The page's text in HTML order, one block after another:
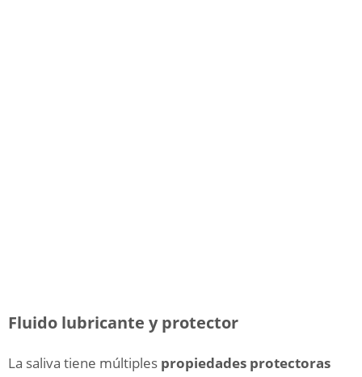
Fluido lubricante y protector
La saliva tiene múltiples propiedades protectoras